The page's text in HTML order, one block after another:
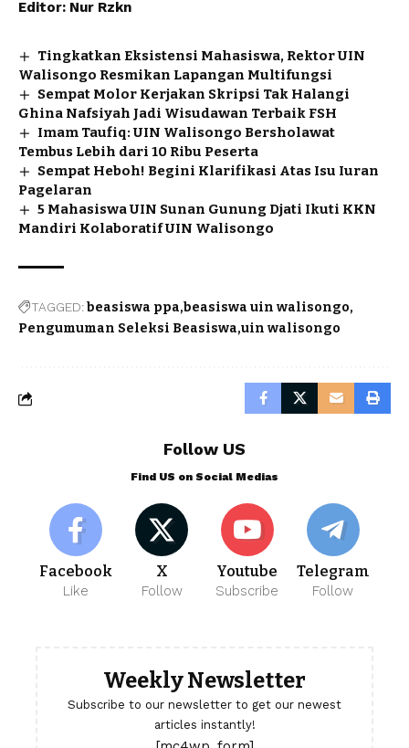
Editor: Nur Rzkn
Tingkatkan Eksistensi Mahasiswa, Rektor UIN
Walisongo Resmikan Lapangan Multifungsi
Sempat Molor Kerjakan Skripsi Tak Halangi
Ghina Nafsiyah Jadi Wisudawan Terbaik FSH
Imam Taufiq: UIN Walisongo Bersholawat
Tembus Lebih dari 10 Ribu Peserta
Sempat Heboh! Begini Klarifikasi Atas Isu Iuran
Pagelaran
5 Mahasiswa UIN Sunan Gunung Djati Ikuti KKN
Mandiri Kolaboratif UIN Walisongo
TAGGED:beasiswa ppa beasiswa uin walisongo
Pengumuman Seleksi Beasiswa uin walisongo
Follow US
Find US on Social Medias
Facebook
Like
X
Follow
Youtube
Subscribe
Telegram
Follow
Weekly Newsletter
Subscribe to our newsletter to get our newest
articles instantly!